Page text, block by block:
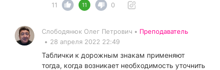
11
11 0
Слободянюк Олег Петрович • Преподаватель
• 28 апреля 2022 22:49
Таблички к дорожным знакам применяют
тогда, когда возникает необходимость уточнить